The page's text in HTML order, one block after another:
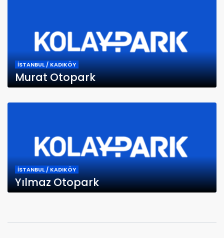
İSTANBUL / KADIKÖY
Murat Otopark
İSTANBUL / KADIKÖY
Yılmaz Otopark